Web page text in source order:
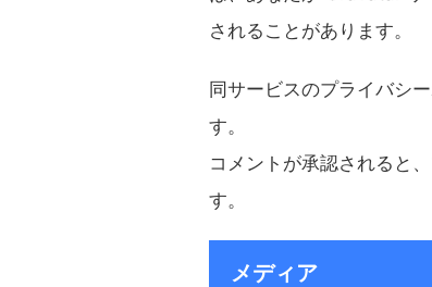
されることがあります。
同サービスのプライバシ
す。
コメントが承認されると
す。
メディア